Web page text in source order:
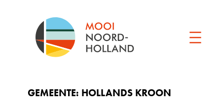
GEMEENTE: HOLLANDS KROON